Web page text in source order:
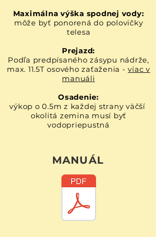
Maximálna výška spodnej vody:
môže byť ponorená do polovičky
telesa
Prejazd:
Podľa predpísaného zásypu nádrže,
max. 11.5T osového zaťaženia -viac v
manuáli
Osadenie:
výkop o 0.5m z každej strany väčší
okolitá zemina musí byť
vodopriepustná
MANUÁL